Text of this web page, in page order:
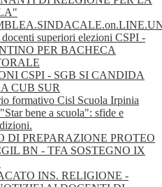
superiori elezioni CSPI -
PER BACHECA
CSPI - SGB SI CANDIDA
CUB SUR
formativo Cisl Scuola Irpinia
bene a scuola": sfide e
DI PREPARAZIONE PROTEO
BN - TFA SOSTEGNO IX
INS. RELIGIONE -